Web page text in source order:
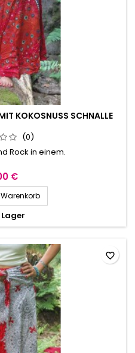
KOKOSNUSS SCHNALLE
(0)
Rock in einem.
€
favorite_border